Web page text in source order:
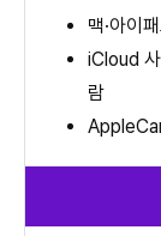
맥·아이
iCloud
람